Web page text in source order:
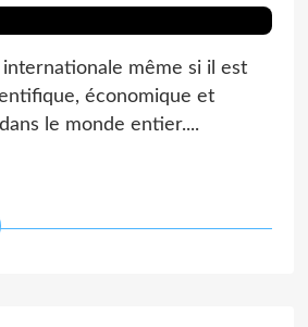
même si il est
économique et
le monde entier....